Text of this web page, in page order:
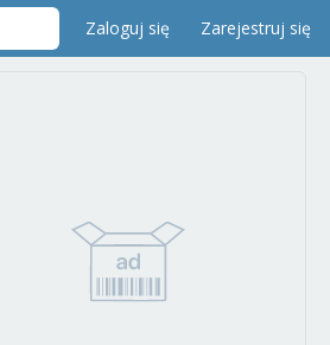
Zaloguj się Zarejestruj się